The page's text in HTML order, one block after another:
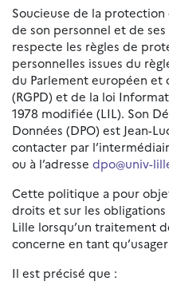
Soucieuse de la
de son personnel et de
respecte les règles de
personnelles issues du
du Parlement européen et
(RGPD) et de la loi
1978 modifiée (LIL). Son
Données (DPO) est Jean-
contacter par
ou à l’adresse dpo@univ-
Cette politique a pour
droits et sur les
Lille lorsqu’un traitement
concerne en tant
Il est précisé que :